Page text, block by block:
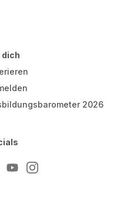
dich
2026